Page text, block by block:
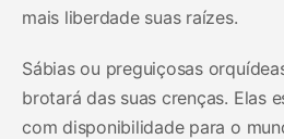
mais liberdade suas raízes.
Sábias ou preguiçosas
brotará das suas crenças. Elas
com disponibilidade para o